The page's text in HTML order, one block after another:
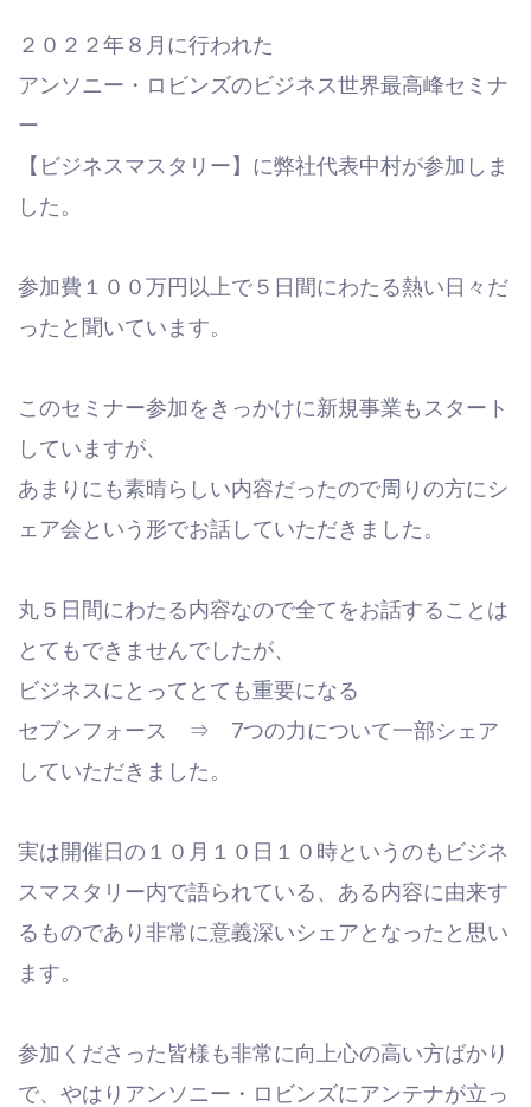
２０２２年８月に行われた
アンソニー・ロビンズのビジネス世界最高峰セミナ
ー
【ビジネスマスタリー】に弊社代表中村が参加しま
した。
参加費１００万円以上で５日間にわたる熱い日々だ
ったと聞いています。
このセミナー参加をきっかけに新規事業もスタート
していますが、
あまりにも素晴らしい内容だったので周りの方にシ
ェア会という形でお話していただきました。
丸５日間にわたる内容なので全てをお話することは
とてもできませんでしたが、
ビジネスにとってとても重要になる
セブンフォース ⇒ 7つの力について一部シェア
していただきました。
実は開催日の１０月１０日１０時というのもビジネ
スマスタリー内で語られている、ある内容に由来す
るものであり非常に意義深いシェアとなったと思い
ます。
参加くださった皆様も非常に向上心の高い方ばかり
で、やはりアンソニー・ロビンズにアンテナが立っ